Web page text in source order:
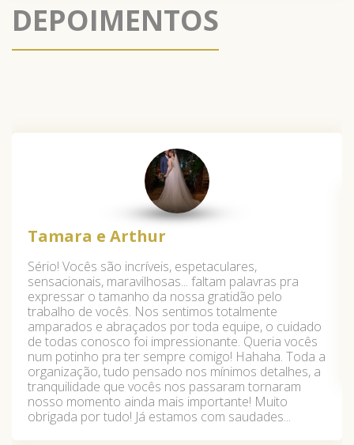
DEPOIMENTOS
Tamara e Arthur
Sério! Vocês são incríveis, espetaculares,
sensacionais, maravilhosas... faltam palavras pra
expressar o tamanho da nossa gratidão pelo
trabalho de vocês. Nos sentimos totalmente
amparados e abraçados por toda equipe, o cuidado
de todas conosco foi impressionante. Queria vocês
num potinho pra ter sempre comigo! Hahaha. Toda a
organização, tudo pensado nos mínimos detalhes, a
tranquilidade que vocês nos passaram tornaram
nosso momento ainda mais importante! Muito
obrigada por tudo! Já estamos com saudades...